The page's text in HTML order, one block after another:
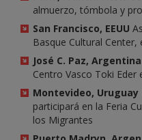
almuerzo, tómbola y
San Francisco, EEUU
Basque Cultural
José C. Paz, Argentina
Centro Vasco Toki Eder
Montevideo, Uruguay
participará en la Feria
los Migrantes